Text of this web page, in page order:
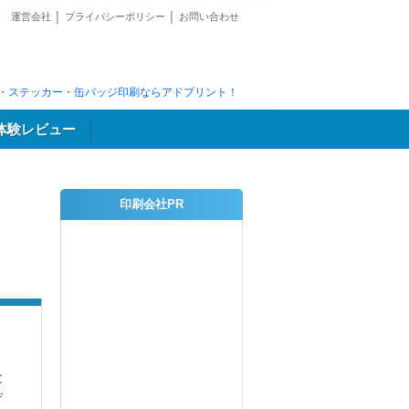
運営会社 プライバシーポリシー お問い合わせ
ステッカー・缶バッジ印刷ならアドプリント！
験レビュー
印刷会社PR